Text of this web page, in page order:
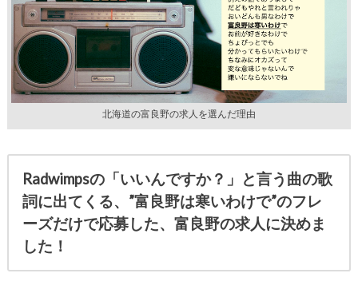
北海道の富良野の求人を選んだ理由
Radwimpsの「いいんですか？」 と言う曲の歌
詞に出てくる、 ”富良野は寒いわけで”のフレ
ーズだけで応募した、富良野の求人に決めま
した！